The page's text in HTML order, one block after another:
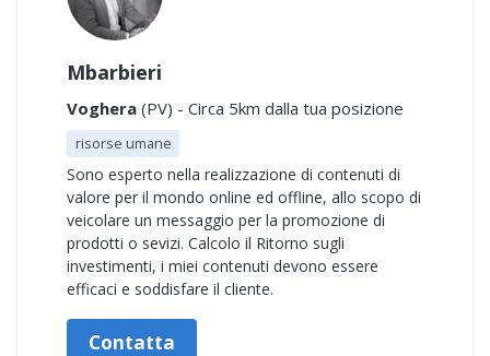
Mbarbieri
Voghera (PV) - Circa 5km dalla tua posizione
risorse umane
Sono esperto nella realizzazione di contenuti di
valore per il mondo online ed offline, allo scopo di
veicolare un messaggio per la promozione di
prodotti o sevizi. Calcolo il Ritorno sugli
investimenti, i miei contenuti devono essere
efficaci e soddisfare il cliente.
Contatta